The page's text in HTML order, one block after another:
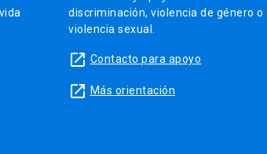
discriminación, violencia de género o
violencia sexual.
launch Contacto para apoyo
launch Más orientación